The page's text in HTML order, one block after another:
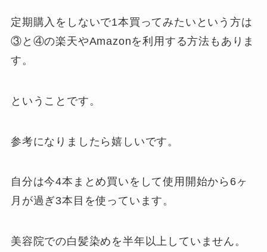
定期購入をしないで1本買ってみたいという方は
③と④の楽天やAmazonを利用する方法もありま
す。
ということです。
参考になりましたら嬉しいです。
自分は今4本まとめ買いをして使用開始から6ヶ
月が過ぎ3本目を使っています。
美容院での白髪染めを半年以上していません。